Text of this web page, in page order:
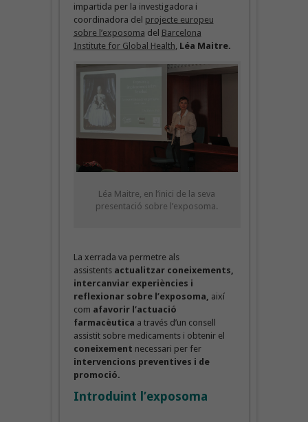
impartida per la investigadora i
coordinadora del projecte europeu
sobre l’exposoma del Barcelona
Institute for Global Health Léa Maitre.
Léa Maitre, en l’inici de la seva
presentació sobre l’exposoma.
La xerrada va permetre als
assistents actualitzar coneixements,
intercanviar experiències i
reflexionar sobre l’exposoma, així
com afavorir l’actuació
farmacèutica a través d’un consell
assistit sobre medicaments i obtenir el
coneixement necessari per fer
intervencions preventives i de
promoció.
Introduint l’exposoma